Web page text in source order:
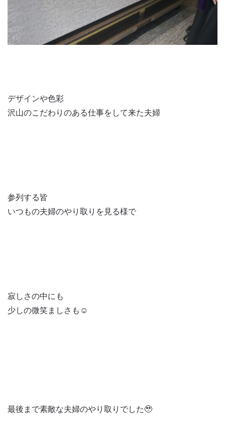
デザインや色彩
沢山のこだわりのある仕事をして来た夫婦
参列する皆
いつもの夫婦のやり取りを見る様で
寂しさの中にも
少しの微笑ましさも☺️
最後まで素敵な夫婦のやり取りでした🥹